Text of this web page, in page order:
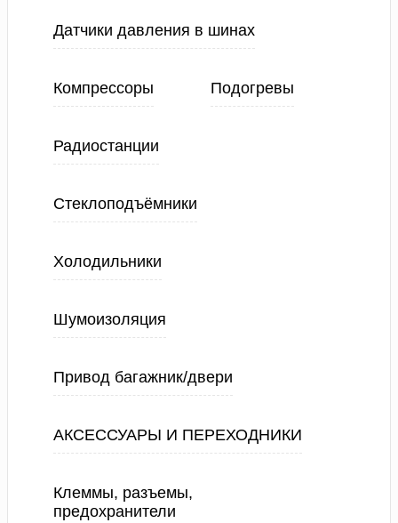
Датчики давления в шинах
Компрессоры Подогревы
Радиостанции
Стеклоподъёмники
Холодильники
Шумоизоляция
Привод багажник/двери
АКСЕССУАРЫ И ПЕРЕХОДНИКИ
Клеммы, разъемы,
предохранители